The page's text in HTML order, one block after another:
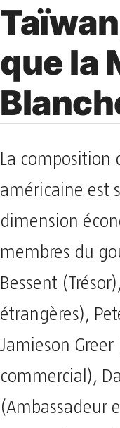
que la
La composition
américaine est
dimension
membres du
Bessent
étrangères),
Jamieson
commercial),
(Ambassadeur